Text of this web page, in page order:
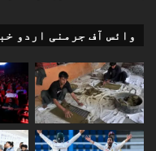
وائس آف جرمنی اردو